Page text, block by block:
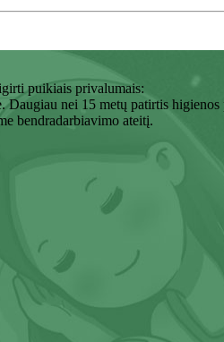
puikiais privalumais:
nei 15 metų patirtis
bendradarbiavimo ateitį.